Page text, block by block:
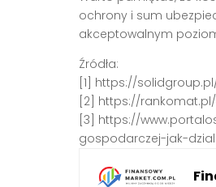
ochrony i sum
akceptowalnym
Źródła:
[1] https://
[2] https://
[3] https://
gospodarczej-jak-